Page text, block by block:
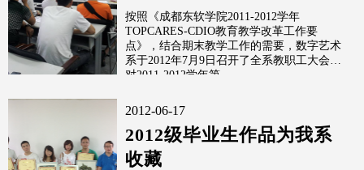
结
按照《成都东软学院2011-2012学年
TOPCARES-CDIO教育教学改革工作要
点》，结合期末教学工作的需要，数字艺术
系于2012年7月9日召开了全系教职工大会，
对2011-2012学年第
2012-06-17
2012级毕业生作品为我系
收藏